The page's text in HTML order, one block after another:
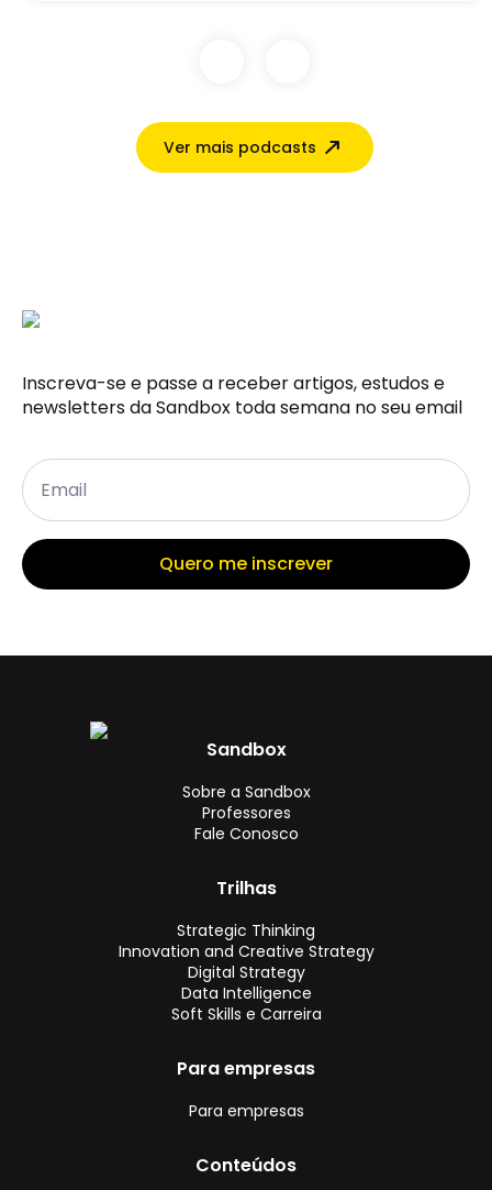
Ver mais podcasts
Inscreva-se e passe a receber artigos, estudos e
newsletters da Sandbox toda semana no seu email
Email
*
Quero me inscrever
Sandbox
Sobre a Sandbox
Professores
Fale Conosco
Trilhas
Strategic Thinking
Innovation and Creative Strategy
Digital Strategy
Data Intelligence
Soft Skills e Carreira
Para empresas
Para empresas
Conteúdos